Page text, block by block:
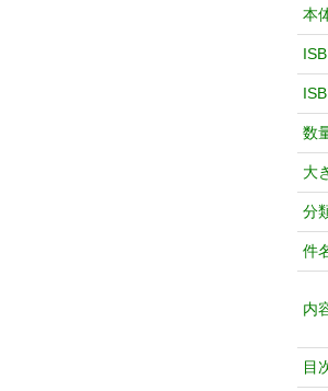
本
数
大
分
件
内
目